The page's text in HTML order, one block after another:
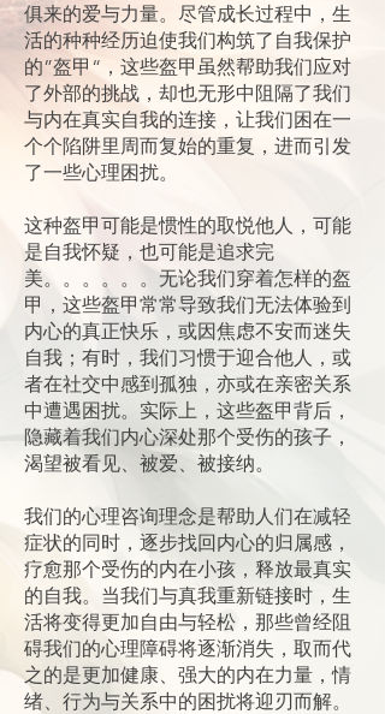
俱来的爱与力量。尽管成长过程中，生
活的种种经历迫使我们构筑了自我保护
的”盔甲“，这些盔甲虽然帮助我们应对
了外部的挑战，却也无形中阻隔了我们
与内在真实自我的连接，让我们困在一
个个陷阱里周而复始的重复，进而引发
了一些心理困扰。
这种盔甲可能是惯性的取悦他人，可能
是自我怀疑，也可能是追求完
美。。。。。。无论我们穿着怎样的盔
甲，这些盔甲常常导致我们无法体验到
内心的真正快乐，或因焦虑不安而迷失
自我；有时，我们习惯于迎合他人，或
者在社交中感到孤独，亦或在亲密关系
中遭遇困扰。实际上，这些盔甲背后，
隐藏着我们内心深处那个受伤的孩子，
渴望被看见、被爱、被接纳。
我们的心理咨询理念是帮助人们在减轻
症状的同时，逐步找回内心的归属感，
疗愈那个受伤的内在小孩，释放最真实
的自我。当我们与真我重新链接时，生
活将变得更加自由与轻松，那些曾经阻
碍我们的心理障碍将逐渐消失，取而代
之的是更加健康、强大的内在力量，情
绪、行为与关系中的困扰将迎刃而解。